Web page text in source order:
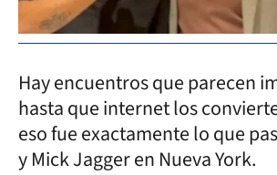
Hay encuentros que parecen
hasta que internet los
eso fue exactamente lo que
y Mick Jagger en Nueva York.